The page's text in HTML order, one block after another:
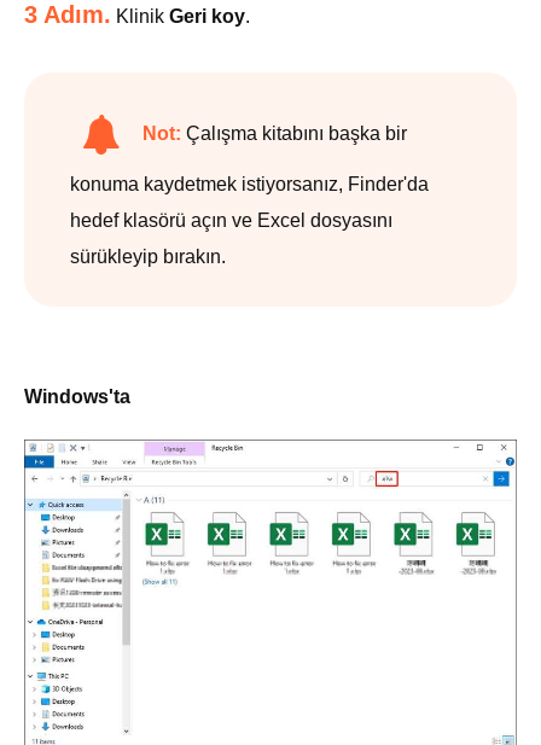
3 Adım. Klinik Geri koy.
Not: Çalışma kitabını başka bir
konuma kaydetmek istiyorsanız, Finder'da
hedef klasörü açın ve Excel dosyasını
sürükleyip bırakın.
Windows'ta